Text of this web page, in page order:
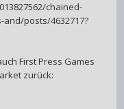
chained-
posts/4632717?
First Press Games
zurück: